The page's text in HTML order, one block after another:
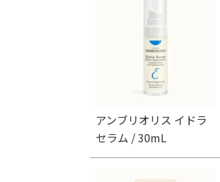
アンブリオリス イドラ
セラム / 30mL